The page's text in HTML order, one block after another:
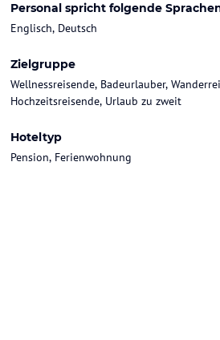
Personal spricht folgende
Englisch, Deutsch
Zielgruppe
Wellnessreisende, Badeurlauber,
Hochzeitsreisende, Urlaub zu zweit
Hoteltyp
Pension, Ferienwohnung